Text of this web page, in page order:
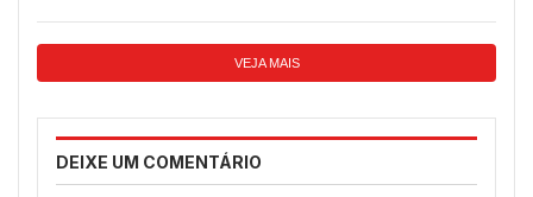
VEJA MAIS
DEIXE UM COMENTÁRIO